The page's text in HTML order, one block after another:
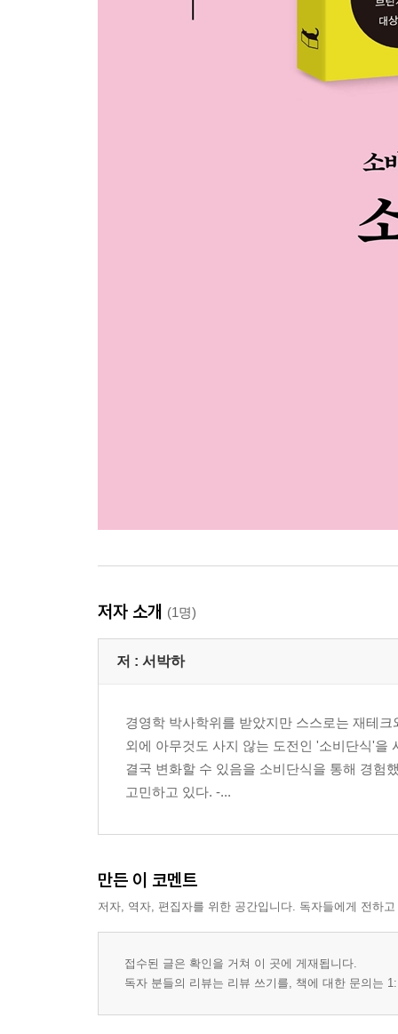
저자 소개 (1명)
저 : 서박하
경영학 박사학위를 받았지만 스스로는 재테
외에 아무것도 사지 않는 도전인 '소비단식'을
결국 변화할 수 있음을 소비단식을 통해 경험
고민하고 있다. -...
만든 이 코멘트
저자, 역자, 편집자를 위한 공간입니다. 독자들에게 전하
접수된 글은 확인을 거쳐 이 곳에 게재됩니다.
독자 분들의 리뷰는 리뷰 쓰기를, 책에 대한 문의는